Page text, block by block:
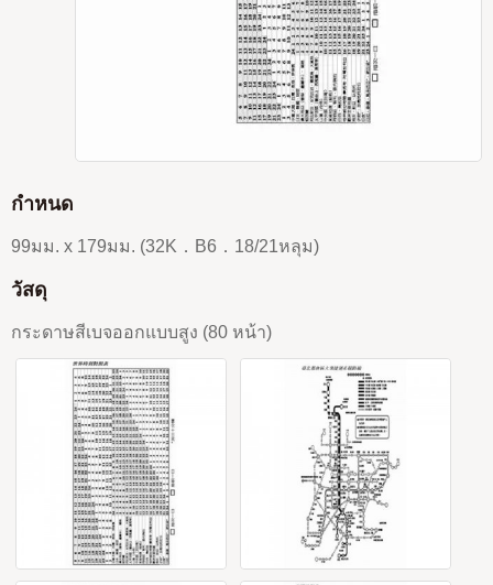
กำหนด
99มม. x 179มม. (32K．B6．18/21หลุม)
วัสดุ
กระดาษสีเบจออกแบบสูง (80 หน้า)